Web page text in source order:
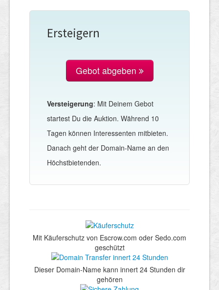
Ersteigern
Gebot abgeben
Versteigerung: Mit Deinem Gebot
startest Du die Auktion. Während 10
Tagen können Interessenten mitbieten.
Danach geht der Domain-Name an den
Höchstbietenden.
Mit Käuferschutz von Escrow.com oder Sedo.com
geschützt
Dieser Domain-Name kann innert 24 Stunden dir
gehören